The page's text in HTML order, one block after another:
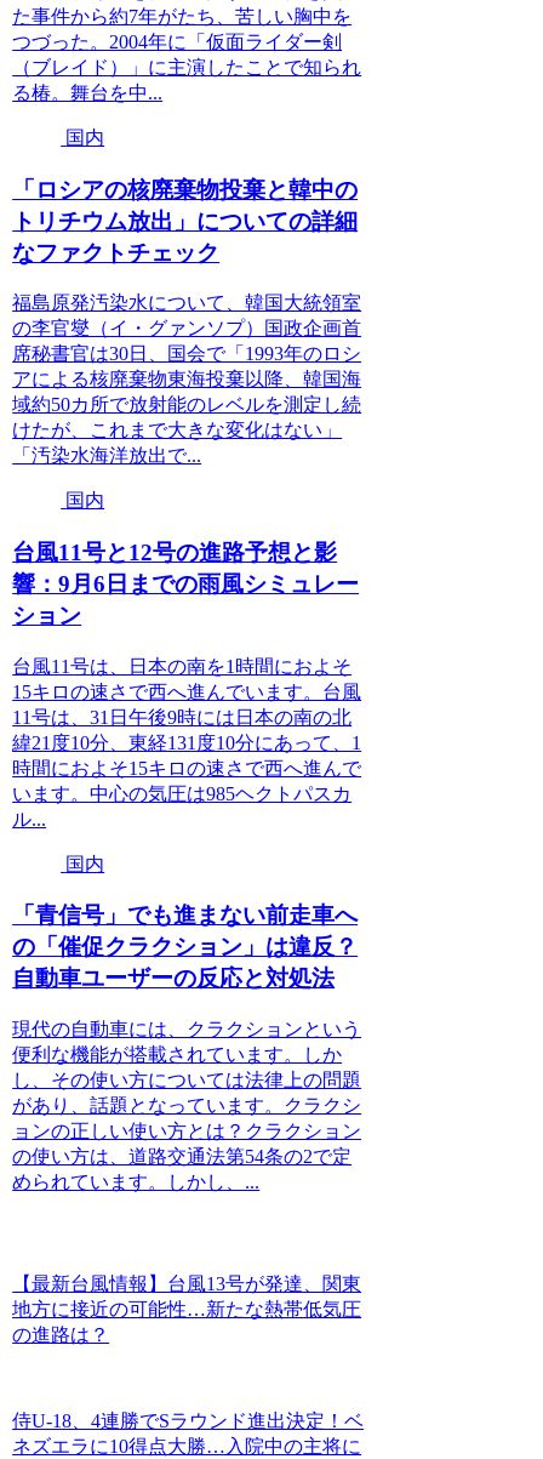
た事件から約7年がたち、苦しい胸中を
つづった。2004年に「仮面ライダー剣
（ブレイド）」に主演したことで知られ
る椿。舞台を中...
国内
「ロシアの核廃棄物投棄と韓中の
トリチウム放出」についての詳細
なファクトチェック
福島原発汚染水について、韓国大統領室
の李官燮（イ・グァンソプ）国政企画首
席秘書官は30日、国会で「1993年のロシ
アによる核廃棄物東海投棄以降、韓国海
域約50カ所で放射能のレベルを測定し続
けたが、これまで大きな変化はない」
「汚染水海洋放出で...
国内
台風11号と12号の進路予想と影
響：9月6日までの雨風シミュレー
ション
台風11号は、日本の南を1時間におよそ
15キロの速さで西へ進んでいます。台風
11号は、31日午後9時には日本の南の北
緯21度10分、東経131度10分にあって、1
時間におよそ15キロの速さで西へ進んで
います。中心の気圧は985ヘクトパスカ
ル...
国内
「青信号」でも進まない前走車へ
の「催促クラクション」は違反？
自動車ユーザーの反応と対処法
現代の自動車には、クラクションという
便利な機能が搭載されています。しか
し、その使い方については法律上の問題
があり、話題となっています。クラクシ
ョンの正しい使い方とは？クラクション
の使い方は、道路交通法第54条の2で定
められています。しかし、...
【最新台風情報】台風13号が発達、関東
地方に接近の可能性…新たな熱帯低気圧
の進路は？
侍U-18、4連勝でSラウンド進出決定！ベ
ネズエラに10得点大勝…入院中の主将に